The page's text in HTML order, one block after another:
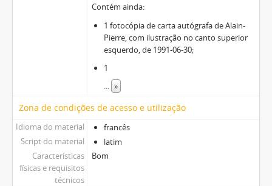
Contém ainda:
1 fotocópia de carta autógrafa de Alain-
Pierre, com ilustração no canto superior
esquerdo, de 1991-06-30;
1
... »
Zona de condições de acesso e utilização
Idioma do material
francês
Script do material
latim
Características
físicas e requisitos
técnicos
Bom